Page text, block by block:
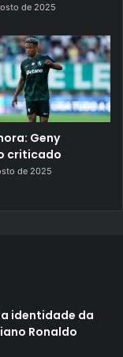
de 2025
Geny
criticado
de 2025
identidade da
Ronaldo